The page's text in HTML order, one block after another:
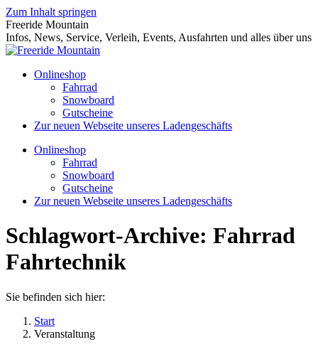
Zum Inhalt springen
Freeride Mountain
Infos, News, Service, Verleih, Events, Ausfahrten und alles über uns
Onlineshop
Fahrrad
Snowboard
Gutscheine
Zur neuen Webseite unseres Ladengeschäfts
Onlineshop
Fahrrad
Snowboard
Gutscheine
Zur neuen Webseite unseres Ladengeschäfts
Schlagwort-Archive: Fahrrad
Fahrtechnik
Sie befinden sich hier:
Start
Veranstaltung